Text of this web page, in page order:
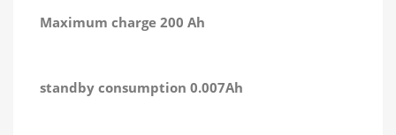
Maximum charge 200 Ah
standby consumption 0.007Ah